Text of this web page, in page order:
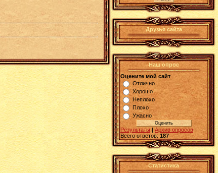
Друзья сайта
Наш опрос
Оцените мой сайт
Отлично
Хорошо
Неплохо
Плохо
Ужасно
Результаты | Архив опросов
Всего ответов: 187
Статистика